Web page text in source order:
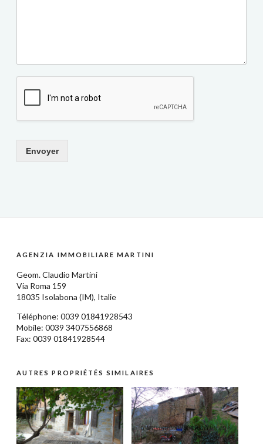
Envoyer
AGENZIA IMMOBILIARE MARTINI
Geom.Claudio Martini
Via Roma 159
18035 Isolabona (IM), Italie
Téléphone: 0039 01841928543
Mobile: 0039 3407556868
Fax: 0039 01841928544
AUTRES PROPRIÉTÉS SIMILAIRES